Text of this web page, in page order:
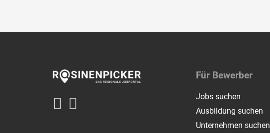
Für Bewerber
Jobs suchen
Ausbildung suchen
Unternehmen suchen